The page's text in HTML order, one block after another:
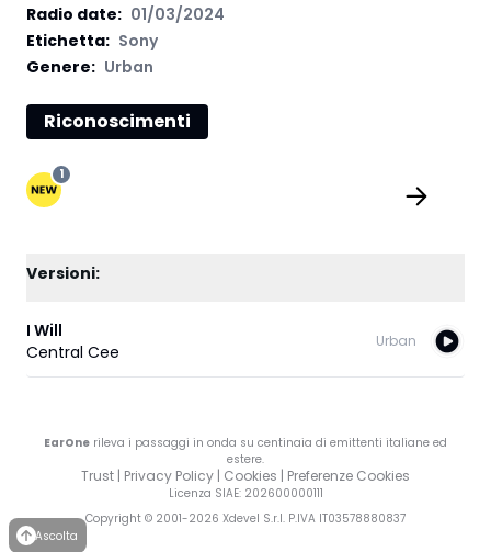
Radio date: 01/03/2024
Etichetta: Sony
Genere: Urban
Riconoscimenti
1
Versioni:
I Will
Central Cee
Urban
EarOne rileva i passaggi in onda su centinaia di emittenti italiane ed
estere.
Trust | Privacy Policy | Cookies | Preferenze Cookies
Licenza SIAE: 202600000111
Copyright © 2001-2026 Xdevel S.r.l. P.IVA IT03578880837
Ascolta